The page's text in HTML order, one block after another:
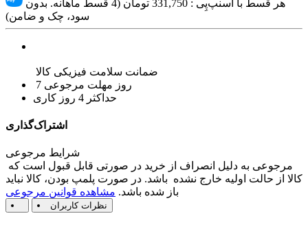
هر قسط با اسنپ‌پِی : 331,750
تومان (4 قسط ماهانه. بدون
سود، چک و ضامن)
ضمانت سلامت فیزیکی کالا
7 روز مهلت مرجوعی
حداکثر 4 روز کاری
اشتراک‌گذاری
شرایط مرجوعی
کالا از حالت اولیه خارج نشده باشد. در صورت پلمپ بودن، کالا نباید
باز شده باشد. مشاهده قوانین مرجوعی
نظرات کاربران